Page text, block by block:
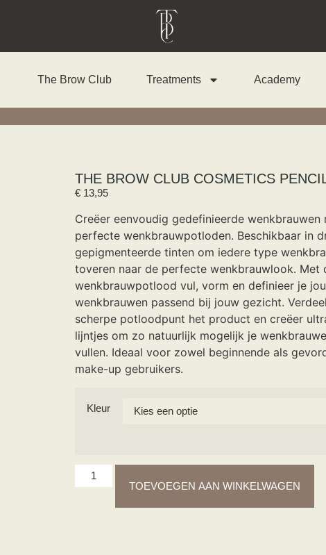
The Brow Club Treatments Academy
THE BROW CLUB COSMETICS
€13,95
Creëer eenvoudig gedefinieerde wenkbrauwen
perfecte wenkbrauwpotloden. Beschikbaar in
gepigmenteerde tinten om iedere type
toveren naar de perfecte wenkbrauwlook. Met
wenkbrauwpotlood vul, vorm en definieer je
wenkbrauwen passend bij jouw gezicht.
scherpe potloodpunt het product en creëer
lijntjes om zo natuurlijk mogelijk je
vullen. Ideaal voor zowel beginnende als
make-up gebruikers.
Kleur
TOEVOEGEN AAN WINKELWAGEN